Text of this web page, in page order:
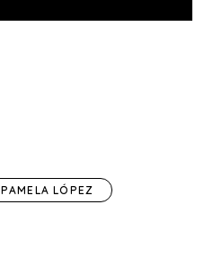
PAMELA LÓPEZ